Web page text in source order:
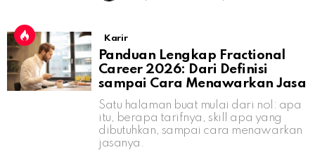
Karir
Panduan Lengkap Fractional
Career 2026: Dari Definisi
sampai Cara Menawarkan Jasa
Satu halaman buat mulai dari nol: apa
itu, berapa tarifnya, skill apa yang
dibutuhkan, sampai cara menawarkan
jasanya.